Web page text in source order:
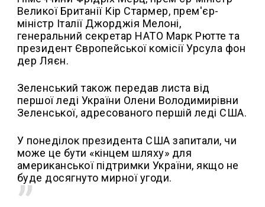
Великої Британії Кір Стармер, прем'єр-
міністр Італії Джорджія Мелоні,
генеральний секретар НАТО Марк Рютте та
президент Європейської комісії Урсула фон
дер Ляєн.
Зеленський також передав листа від
першої леді України Олени Володимирівни
Зеленської, адресованого першій леді США.
У понеділок президента США запитали, чи
може це бути «кінцем шляху» для
американської підтримки України, якщо не
буде досягнуто мирної угоди.